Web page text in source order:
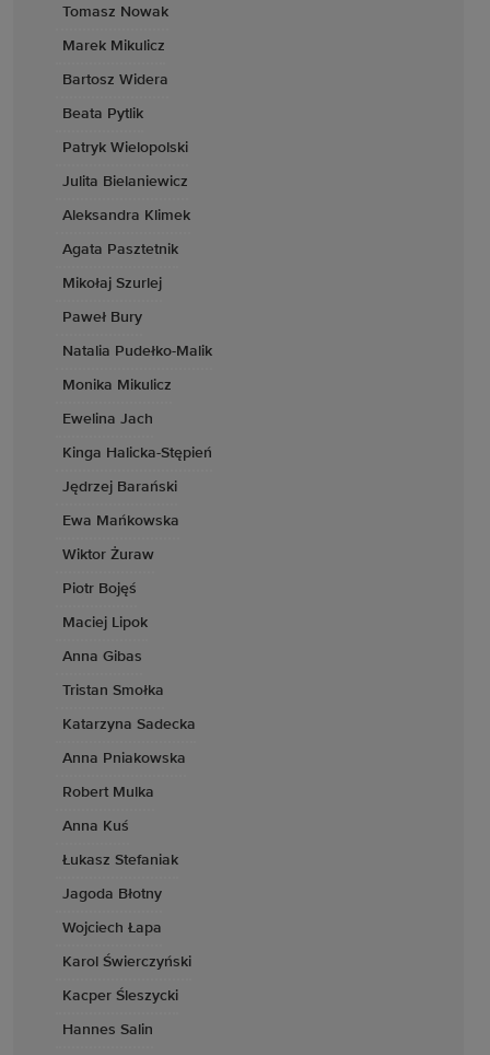
Tomasz Nowak
Marek Mikulicz
Bartosz Widera
Beata Pytlik
Patryk Wielopolski
Julita Bielaniewicz
Aleksandra Klimek
Agata Pasztetnik
Mikołaj Szurlej
Paweł Bury
Natalia Pudełko-Malik
Monika Mikulicz
Ewelina Jach
Kinga Halicka-Stępień
Jędrzej Barański
Ewa Mańkowska
Wiktor Żuraw
Piotr Bojęś
Maciej Lipok
Anna Gibas
Tristan Smołka
Katarzyna Sadecka
Anna Pniakowska
Robert Mulka
Anna Kuś
Łukasz Stefaniak
Jagoda Błotny
Wojciech Łapa
Karol Świerczyński
Kacper Śleszycki
Hannes Salin